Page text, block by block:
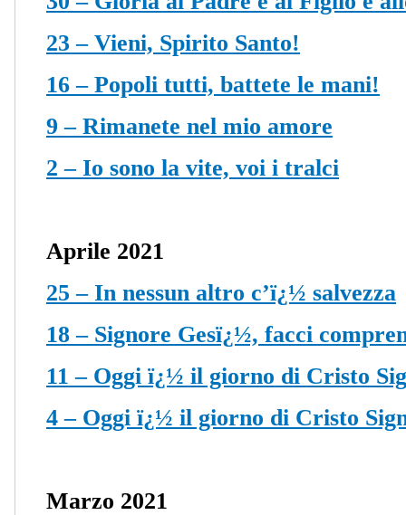
23 – Vieni, Spirito Santo!
16 – Popoli tutti, battete le mani!
9 – Rimanete nel mio amore
2 – Io sono la vite, voi i tralci
Aprile 2021
25 – In nessun altro c’ï¿½ salvezza
18 – Signore Gesï¿½, facci
11 – Oggi ï¿½ il giorno di Cristo
4 – Oggi ï¿½ il giorno di Cristo
Marzo 2021